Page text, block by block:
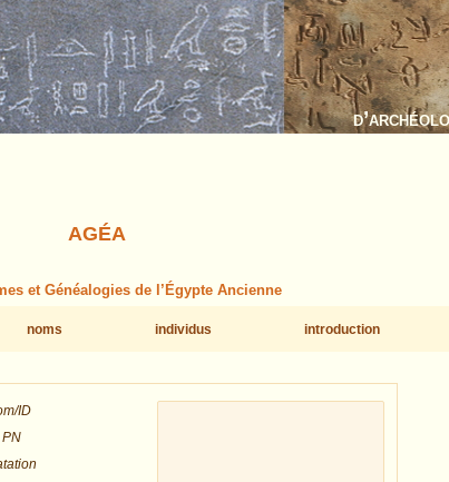
AGÉA
et Généalogies de l’Égypte Ancienne
noms individus introduction
ID
PN